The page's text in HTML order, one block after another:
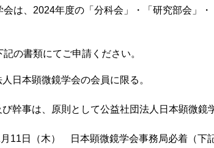
は、2024年度の「分科会」・「研究部会」
の書類にてご申請ください。
日本顕微鏡学会の会員に限る。
幹事は、原則として公益社団法人日本顕微鏡
11日（木） 日本顕微鏡学会事務局必着（下